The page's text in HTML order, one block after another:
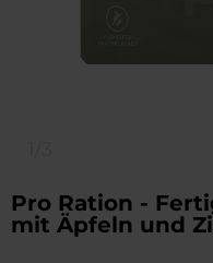
Pro Ration -
mit Äpfeln und